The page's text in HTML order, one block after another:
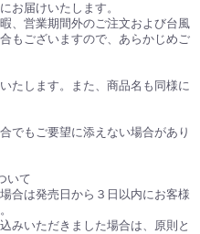
お届けいたします。
、営業期間外のご注文および台風
もございますので、あらかじめご
たします。また、商品名も同様に
でもご要望に添えない場合があり
いて
合は発売日から３日以内にお客様
みいただきました場合は、原則と